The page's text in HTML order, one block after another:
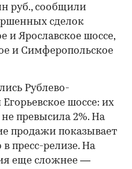
руб., сообщили
сделок
и Ярославское шоссе,
и Симферопольское
Рублево-
шоссе: их
превысила 2%. На
продажи показывает
в пресс-релизе. На
еще сложнее —